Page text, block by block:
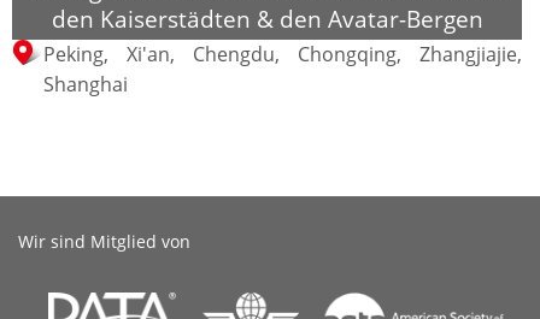
den Kaiserstädten & den Avatar-Bergen
Peking, Xi'an, Chengdu, Chongqing, Zhangjiajie,
Shanghai
Wir sind Mitglied von